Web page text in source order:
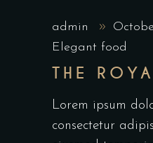
admin
Elegant food
THE
Lorem ipsum
consectetur